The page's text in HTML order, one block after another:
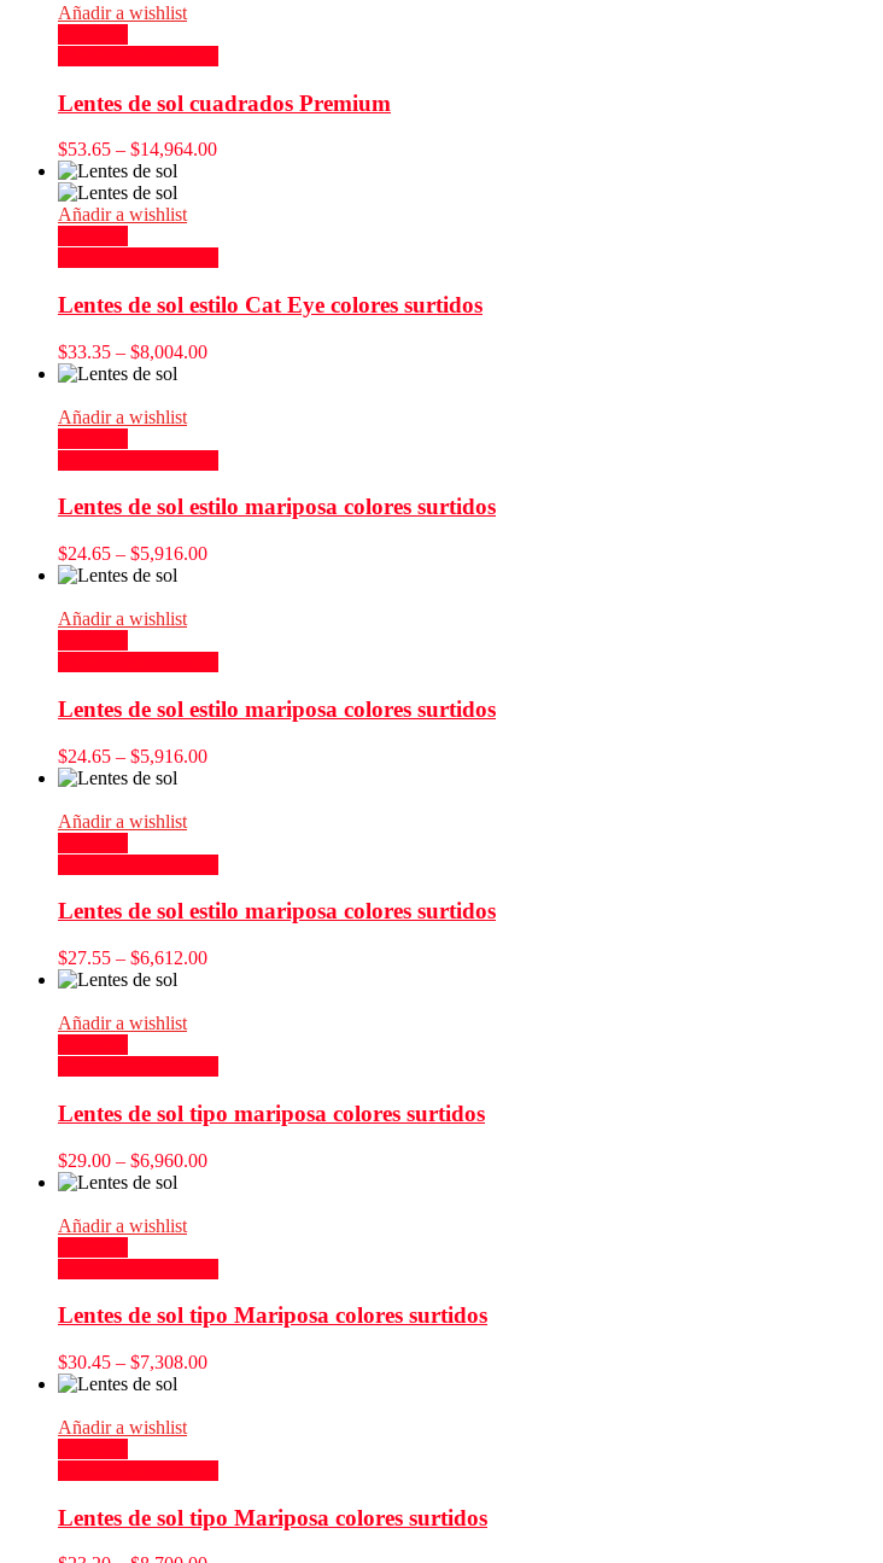
Añadir a wishlist
Lentes de sol cuadrados Premium
$53.65 – $14,964.00
Añadir a wishlist
Lentes de sol estilo Cat Eye colores surtidos
$33.35 – $8,004.00
Añadir a wishlist
Lentes de sol estilo mariposa colores surtidos
$24.65 – $5,916.00
Añadir a wishlist
Lentes de sol estilo mariposa colores surtidos
$24.65 – $5,916.00
Añadir a wishlist
Lentes de sol estilo mariposa colores surtidos
$27.55 – $6,612.00
Añadir a wishlist
Lentes de sol tipo mariposa colores surtidos
$29.00 – $6,960.00
Añadir a wishlist
Lentes de sol tipo Mariposa colores surtidos
$30.45 – $7,308.00
Añadir a wishlist
Lentes de sol tipo Mariposa colores surtidos